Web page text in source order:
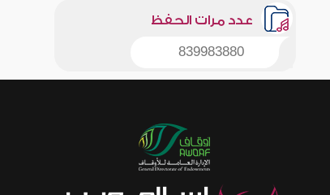
عدد مرات الحفظ
839983880